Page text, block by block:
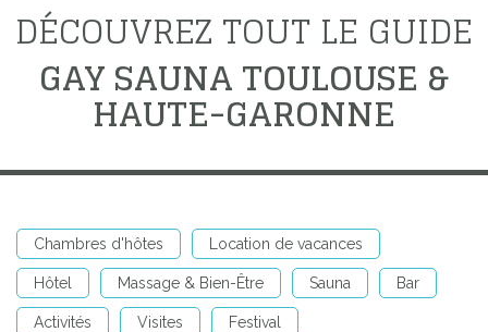
DÉCOUVREZ TOUT LE GUIDE
GAY SAUNA TOULOUSE &
HAUTE-GARONNE
Chambres d'hôtes Location de vacances
Hôtel Massage & Bien-Être Sauna Bar
Activités Visites Festival